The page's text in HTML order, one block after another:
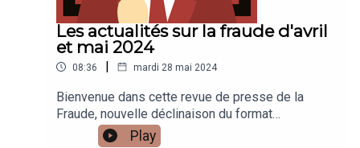
https://discord.gg/hBKdxuXmEr
Les actualités sur la fraude d'avril
et mai 2024
08:36 | mardi 28 mai 2024
Bienvenue dans cette revue de presse de la
Fraude, nouvelle déclinaison du format
Fraudster.Julien vous propose de faire le tour de
Play